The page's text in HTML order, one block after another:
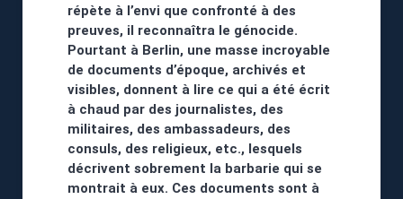
répète à l’envi que confronté à des
preuves, il reconnaîtra le génocide.
Pourtant à Berlin, une masse incroyable
de documents d’époque, archivés et
visibles, donnent à lire ce qui a été écrit
à chaud par des journalistes, des
militaires, des ambassadeurs, des
consuls, des religieux, etc., lesquels
décrivent sobrement la barbarie qui se
montrait à eux. Ces documents sont à